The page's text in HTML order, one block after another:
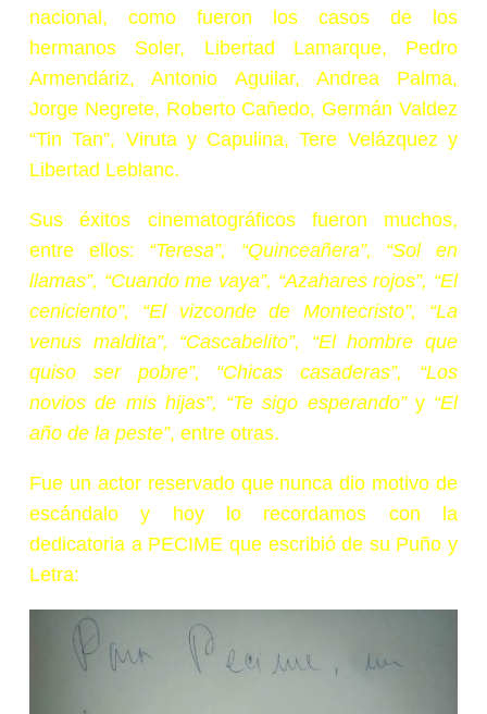
nacional, como fueron los casos de los
hermanos Soler, Libertad Lamarque, Pedro
Armendáriz, Antonio Aguilar, Andrea Palma,
Jorge Negrete, Roberto Cañedo, Germán Valdez
“Tin Tan”, Viruta y Capulina, Tere Velázquez y
Libertad Leblanc.
Sus éxitos cinematográficos fueron muchos,
entre ellos: “Teresa”, “Quinceañera”, “Sol en
llamas”, “Cuando me vaya”, “Azahares rojos”, “El
ceniciento”, “El vizconde de Montecristo”, “La
venus maldita”, “Cascabelito”, “El hombre que
quiso ser pobre”, “Chicas casaderas”, “Los
novios de mis hijas”, “Te sigo esperando” y“El
año de la peste”, entre otras.
Fue un actor reservado que nunca dio motivo de
escándalo y hoy lo recordamos con la
dedicatoria a PECIME que escribió de su Puño y
Letra: